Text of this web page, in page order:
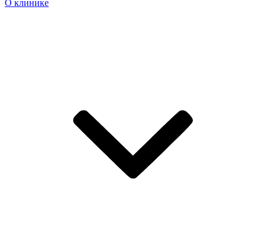
О клинике